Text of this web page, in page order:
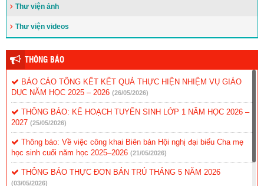
Thư viện ảnh
Thư viện videos
THÔNG BÁO
BÁO CÁO TỔNG KẾT KẾT QUẢ THỰC HIỆN NHIỆM VỤ GIÁO
DỤC NĂM HỌC 2025 – 2026 (26/05/2026)
THÔNG BÁO: KẾ HOẠCH TUYỂN SINH LỚP 1 NĂM HỌC 2026 –
2027 (25/05/2026)
Thông báo: Về việc công khai Biên bản Hội nghị đại biểu Cha mẹ
học sinh cuối năm học 2025–2026 (21/05/2026)
THÔNG BÁO THỰC ĐƠN BÁN TRÚ THÁNG 5 NĂM 2026
(03/05/2026)